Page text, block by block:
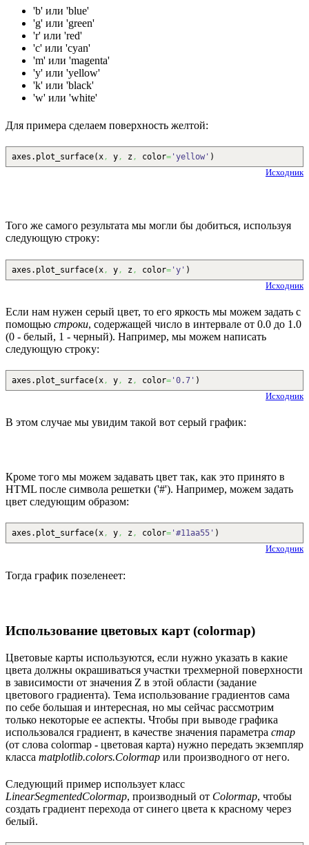
'b' или 'blue'
'g' или 'green'
'r' или 'red'
'c' или 'cyan'
'm' или 'magenta'
'y' или 'yellow'
'k' или 'black'
'w' или 'white'
Для примера сделаем поверхность желтой:
axes. plot_surface(x, y, z , color= 'yellow' )
Исходник
Того же самого результата мы могли бы добиться, используя
следующую строку:
axes. plot_surface( x , y , z , color= 'y' )
Исходник
Если нам нужен серый цвет, то его яркость мы можем задать с
помощью строки, содержащей число в интервале от 0.0 до 1.0
(0 - белый, 1 - черный). Например, мы можем написать
следующую строку:
axes. plot_surface(x, y, z , color= '0.7' )
Исходник
В этом случае мы увидим такой вот серый график:
Кроме того мы можем задавать цвет так, как это принято в
HTML после символа решетки ('#'). Например, можем задать
цвет следующим образом:
axes. plot_surface(x, y, z , color= '#11aa55' )
Исходник
Тогда график позеленеет:
Использование цветовых карт (colormap)
Цветовые карты используются, если нужно указать в какие
цвета должны окрашиваться участки трехмерной поверхности
в зависимости от значения Z в этой области (задание
цветового градиента). Тема использование градиентов сама
по себе большая и интересная, но мы сейчас рассмотрим
только некоторые ее аспекты. Чтобы при выводе графика
использовался градиент, в качестве значения параметра cmap
(от слова colormap - цветовая карта) нужно передать экземпляр
класса matplotlib.colors.Colormap или производного от него.
Следующий пример использует класс
LinearSegmentedColormap, производный от Colormap, чтобы
создать градиент перехода от синего цвета к красному через
белый.